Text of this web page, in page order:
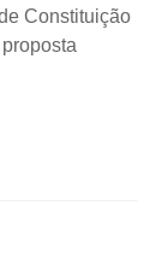
Constituição